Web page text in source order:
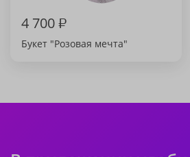
4 700₽
Букет "Розовая мечта"